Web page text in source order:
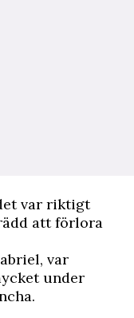
var riktigt
att förlora
var
under